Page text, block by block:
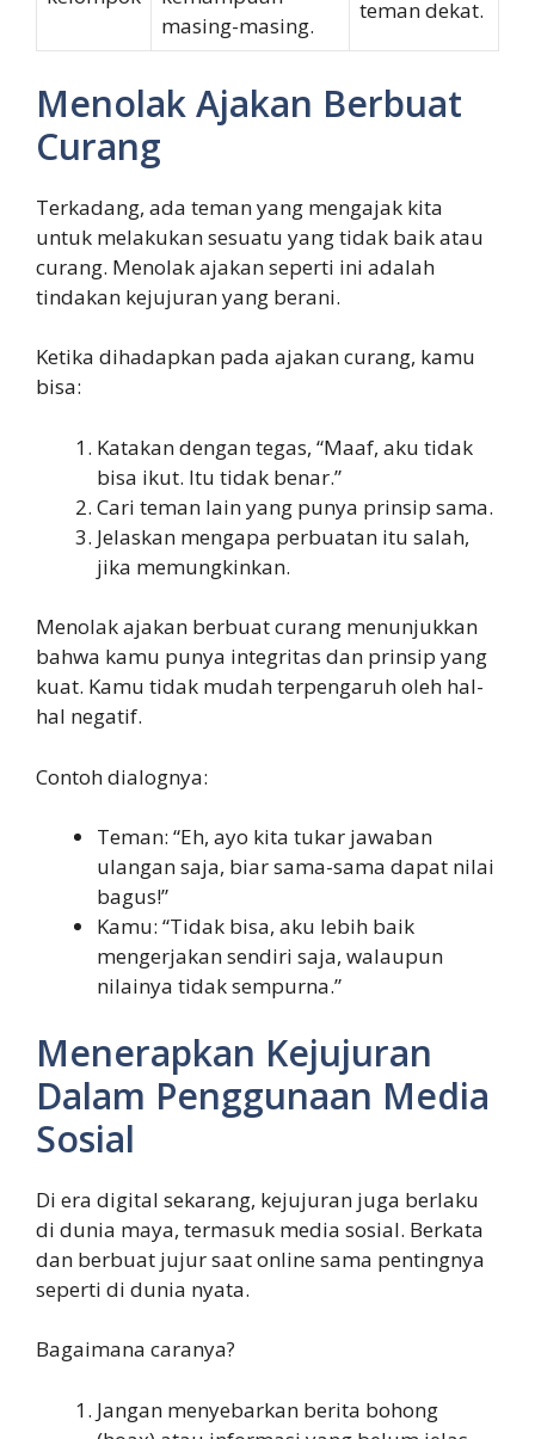
masing-masing.
teman dekat.
Menolak Ajakan Berbuat
Curang
Terkadang, ada teman yang mengajak kita
untuk melakukan sesuatu yang tidak baik atau
curang. Menolak ajakan seperti ini adalah
tindakan kejujuran yang berani.
Ketika dihadapkan pada ajakan curang, kamu
bisa:
Katakan dengan tegas, “Maaf, aku tidak
bisa ikut. Itu tidak benar.”
Cari teman lain yang punya prinsip sama.
Jelaskan mengapa perbuatan itu salah,
jika memungkinkan.
Menolak ajakan berbuat curang menunjukkan
bahwa kamu punya integritas dan prinsip yang
kuat. Kamu tidak mudah terpengaruh oleh hal-
hal negatif.
Contoh dialognya:
Teman: “Eh, ayo kita tukar jawaban
ulangan saja, biar sama-sama dapat nilai
bagus!”
Kamu: “Tidak bisa, aku lebih baik
mengerjakan sendiri saja, walaupun
nilainya tidak sempurna.”
Menerapkan Kejujuran
Dalam Penggunaan Media
Sosial
Di era digital sekarang, kejujuran juga berlaku
di dunia maya, termasuk media sosial. Berkata
dan berbuat jujur saat online sama pentingnya
seperti di dunia nyata.
Bagaimana caranya?
Jangan menyebarkan berita bohong